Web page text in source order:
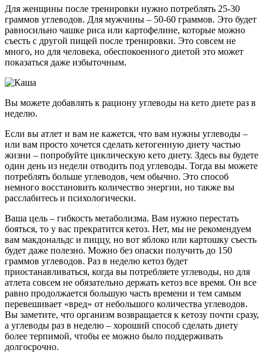
Для женщины после тренировки нужно потреблять 25-30
граммов углеводов. Для мужчины – 50-60 граммов. Это будет
равносильно чашке риса или картофелине, которые можно
съесть с другой пищей после тренировки. Это совсем не
много, но для человека, обеспокоенного диетой это может
показаться даже избыточным.
Вы можете добавлять к рациону углеводы на кето диете раз в
неделю.
Если вы атлет и вам не кажется, что вам нужны углеводы –
или вам просто хочется сделать кетогенную диету частью
жизни – попробуйте циклическую кето диету. Здесь вы будете
один день из недели отводить под углеводы. Тогда вы можете
потреблять больше углеводов, чем обычно. Это способ
немного восстановить количество энергии, но также вы
расслабитесь и психологически.
Ваша цель – гибкость метаболизма. Вам нужно перестать
бояться, то у вас прекратится кетоз. Нет, мы не рекомендуем
вам макдональдс и пиццу, но вот яблоко или картошку съесть
будет даже полезно. Можно без опаски получить до 150
граммов углеводов. Раз в неделю кетоз будет
приостанавливаться, когда вы потребляете углеводы, но для
атлета совсем не обязательно держать кетоз все время. Он все
равно продолжается большую часть времени и тем самым
перевешивает «вред» от небольшого количества углеводов.
Вы заметите, что организм возвращается к кетозу почти сразу,
а углеводы раз в неделю – хороший способ сделать диету
более терпимой, чтобы ее можно было поддерживать
долгосрочно.